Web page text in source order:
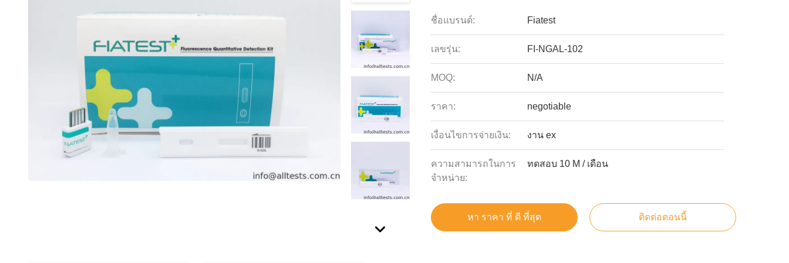
ชื่อแบรนด์: Fiatest
เลขรุ่น: FI-NGAL-102
MOQ: N/A
ราคา: negotiable
เงื่อนไขการจ่ายเงิน: งาน ex
ความสามารถในการ
จําหน่าย:
ทดสอบ 10 M / เดือน
หา ราคา ที่ ดี ที่สุด ติดต่อตอนนี้